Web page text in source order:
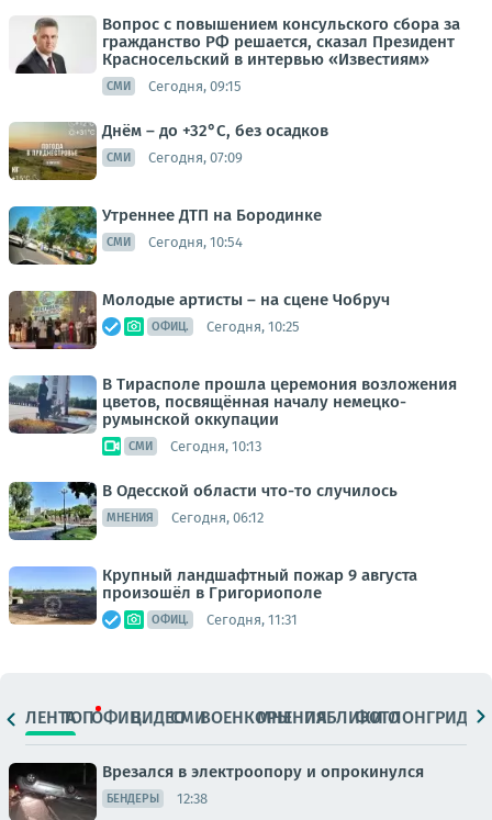
Вопрос с повышением консульского сбора за
гражданство РФ решается, сказал Президент
Красносельский в интервью «Известиям»
СМИ Сегодня, 09:15
Днём – до +32°С, без осадков
СМИ Сегодня, 07:09
Утреннее ДТП на Бородинке
СМИ Сегодня, 10:54
Молодые артисты – на сцене Чобруч
ОФИЦ. Сегодня, 10:25
В Тирасполе прошла церемония возложения
цветов, посвящённая началу немецко-
румынской оккупации
СМИ Сегодня, 10:13
В Одесской области что-то случилось
МНЕНИЯ Сегодня, 06:12
Крупный ландшафтный пожар 9 августа
произошёл в Григориополе
ОФИЦ. Сегодня, 11:31
ЛЕНТАТОПОФИЦ.ВИДЕОСМИВОЕНКОРЫМНЕНИЯПАБЛИКИ
ФОТОЛОНГРИДЫ
Врезался в электроопору и опрокинулся
БЕНДЕРЫ 12:38